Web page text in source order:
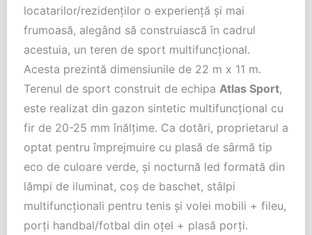
locatarilor/rezidenţilor o experienţă şi mai
frumoasă, alegând să construiască în cadrul
acestuia, un teren de sport multifuncţional.
Acesta prezintă dimensiunile de 22 m x 11 m.
Terenul de sport construit de echipa Atlas Sport,
este realizat din gazon sintetic multifuncţional cu
fir de 20-25 mm înălţime. Ca dotări, proprietarul a
optat pentru împrejmuire cu plasă de sârmă tip
eco de culoare verde, şi nocturnă led formată din
lămpi de iluminat, coş de baschet, stâlpi
multifuncționali pentru tenis şi volei mobili + fileu,
porţi handbal/fotbal din oţel + plasă porţi.